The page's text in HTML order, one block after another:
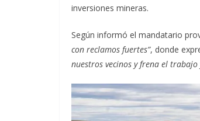
inversiones mineras.
Según informó el mandatario
con reclamos fuertes”, donde
nuestros vecinos y frena el